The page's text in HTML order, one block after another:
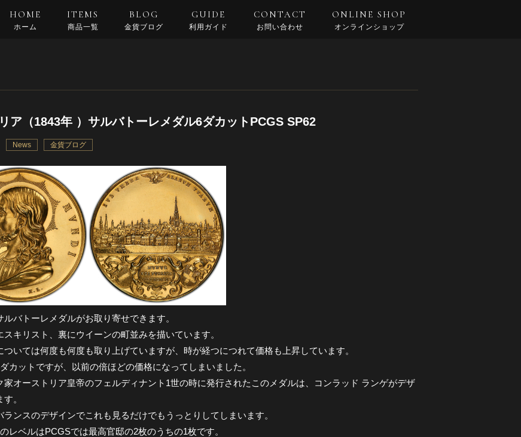
HOME
ホーム
ITEMS
商品一覧
BLOG
金貨ブログ
GUIDE
利用ガイド
CONTACT
お問い合わせ
ONLINE SHOP
オンラインショップ
ア（1843年 ）サルバトーレメダル6ダカットPCGS SP62
News 金貨ブログ
ルバトーレメダルがお取り寄せできます。
スキリスト、裏にウイーンの町並みを描いています。
ついては何度も何度も取り上げていますが、時が経つにつれて価格も上昇しています。
カットですが、以前の倍ほどの価格になってしまいました。
家オーストリア皇帝のフェルディナント1世の時に発行されたこのメダルは、コンラッド ランゲがデザ
。
ランスのデザインでこれも見るだけでもうっとりしてしまいます。
レベルはPCGSでは最高官邸の2枚のうちの1枚です。